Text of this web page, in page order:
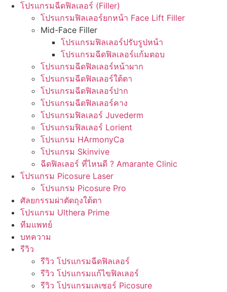
โปรแกรมฉีดฟิลเลอร์ (Filler)
โปรแกรมฟิลเลอร์ยกหน้า Face Lift Filler
Mid-Face Filler
โปรแกรมฟิลเลอร์ปรับรูปหน้า
โปรแกรมฉีดฟิลเลอร์แก้มตอบ
โปรแกรมฉีดฟิลเลอร์หน้าผาก
โปรแกรมฉีดฟิลเลอร์ใต้ตา
โปรแกรมฉีดฟิลเลอร์ปาก
โปรแกรมฉีดฟิลเลอร์คาง
โปรแกรมฟิลเลอร์ Juvederm
โปรแกรมฟิลเลอร์ Lorient
โปรแกรม HArmonyCa
โปรแกรม Skinvive
ฉีดฟิลเลอร์ ที่ไหนดี ? Amarante Clinic
โปรแกรม Picosure Laser
โปรแกรม Picosure Pro
ศัลยกรรมผ่าตัดถุงใต้ตา
โปรแกรม Ulthera Prime
ทีมแพทย์
บทความ
รีวิว
รีวิว โปรแกรมฉีดฟิลเลอร์
รีวิว โปรแกรมแก้ไขฟิลเลอร์
รีวิว โปรแกรมเลเซอร์ Picosure